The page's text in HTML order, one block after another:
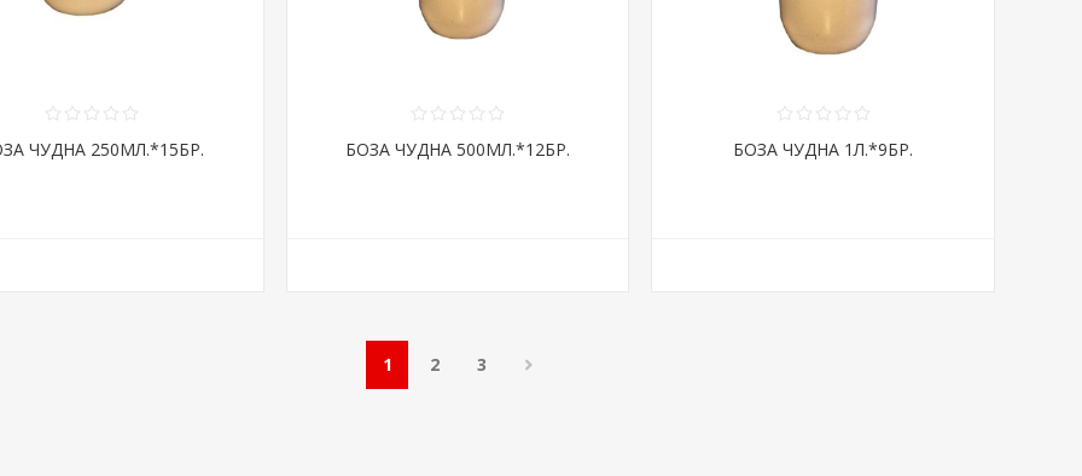
ЧУДНА 250МЛ.*15БР. БОЗА ЧУДНА 500МЛ.*12БР. БОЗА ЧУДНА 1Л.*9БР.
1 2 3